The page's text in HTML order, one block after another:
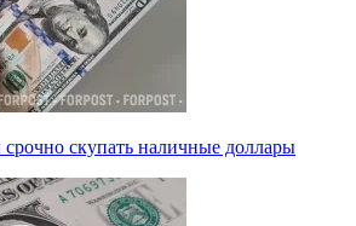
срочно скупать наличные доллары